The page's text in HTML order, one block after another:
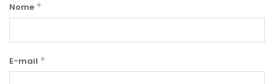
Nome *
E-mail *